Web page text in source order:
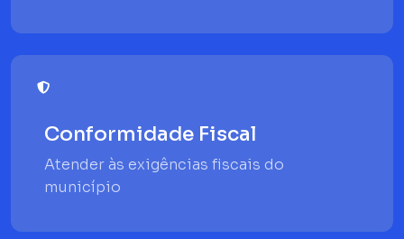
Conformidade Fiscal
Atender às exigências fiscais do
município